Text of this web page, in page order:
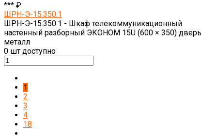
*** ₽
ШРН-Э-15.350.1
ШРН-Э-15.350.1 - Шкаф телекоммуникационный
настенный разборный ЭКОНОМ 15U (600 × 350) дверь
металл
0 шт доступно
1
2
3
4
18